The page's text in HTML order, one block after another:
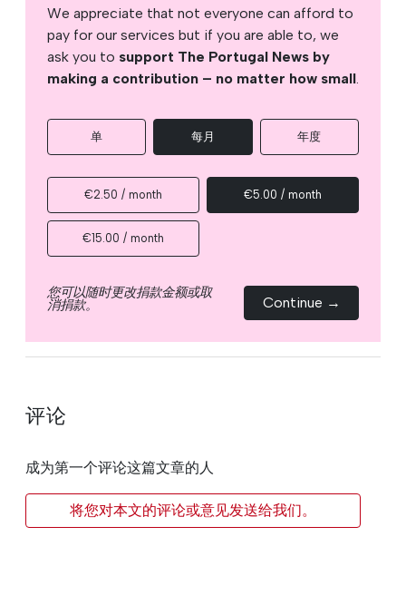
We appreciate that not everyone can afford to
pay for our services but if you are able to, we
ask you to support The Portugal News by
making a contribution – no matter how small.
单 每月 年度
€2.50 / month €5.00 / month
€15.00 / month
您可以随时更改捐款金额或取
消捐款。 Continue →
评论
成为第一个评论这篇文章的人
将您对本文的评论或意见发送给我们。